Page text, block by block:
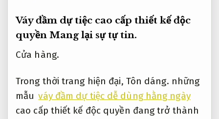
Váy đầm dự tiệc cao cấp thiết kế độc
quyền Mang lại sự tự tin.
Cửa hàng.
Trong thời trang hiện đại, Tôn dáng. những
mẫu váy đầm dự tiệc dễ dùng hằng ngày
cao cấp thiết kế độc quyền đang trở thành